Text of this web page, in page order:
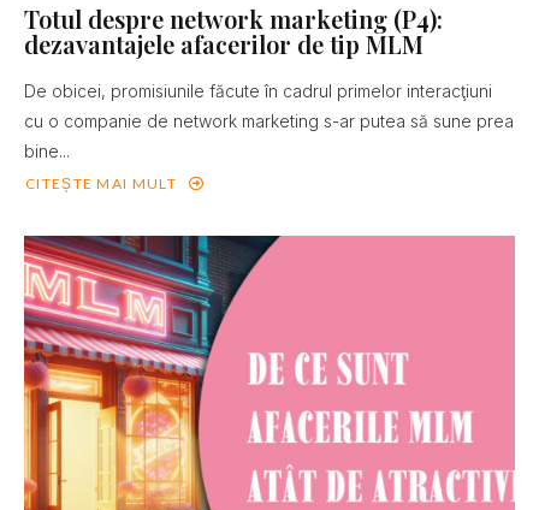
Totul despre network marketing (P4):
dezavantajele afacerilor de tip MLM
De obicei, promisiunile făcute în cadrul primelor interacţiuni
cu o companie de network marketing s-ar putea să sune prea
bine...
CITEȘTE MAI MULT